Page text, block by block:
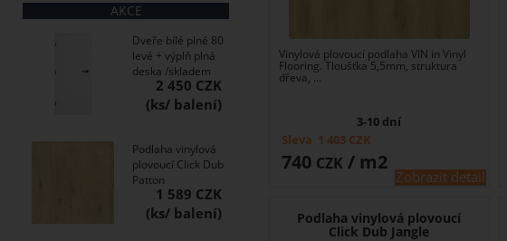
Vinylová plovoucí podlaha VIN in Vinyl
Flooring. Tloušťka 5,5mm, struktura
dřeva, ...
3-10 dní
Zobrazit detail
740 CZK / m2
Sleva 1 403 CZK
Podlaha vinylová plovoucí
Click Dub Jangle
AKCE
Dveře bílé plné 80
levé + výplň plná
deska /skladem
2 450 CZK
Podlaha vinylová
plovoucí Click Dub
Patton
1 589 CZK